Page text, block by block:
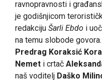
ravnopravnosti i
je godišnjicom
redakciju Šarli Ebdo i
na temu slobode
Predrag Koraksić
Nemet i crtač
naš voditelj Daško